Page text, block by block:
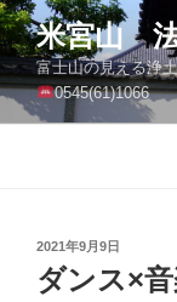
コ
ン
テ
ン
ツ
米宮山
富士山の見える浄
0545(61)1066
投
稿
日:
2021年9月9日
ダンス×